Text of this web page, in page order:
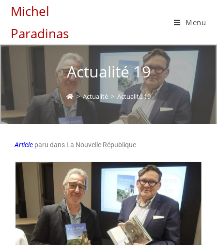
Michel
Paradinas
Menu
Actualité 19
> Actualité > Actualité 19
Article paru dans La Nouvelle République